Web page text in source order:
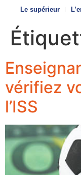
Le supérieur
vérifiez
l’ISS